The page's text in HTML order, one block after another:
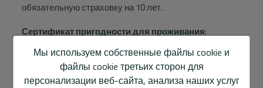
обязательную страховку на 10 лет.
Сертификат пригодности для проживания:
Подписанный архитектором или земельным
инженером, этот документ гарантирует, что объект
соответствует минимальным стандартам качества
Мы используем собственные файлы cookie и
файлы cookie третьих сторон для
персонализации веб-сайта, анализа наших услуг